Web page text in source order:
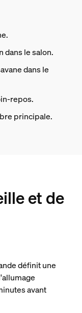
dans le salon.
dans le
repos.
principale.
et de
définit une
avant